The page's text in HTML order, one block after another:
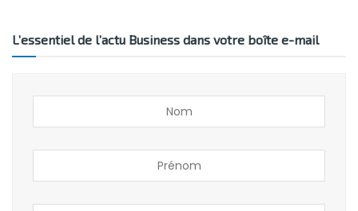
L’essentiel de l’actu Business dans votre boîte e-mail